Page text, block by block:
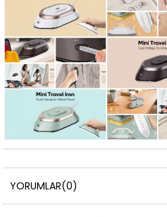
YORUMLAR(0)